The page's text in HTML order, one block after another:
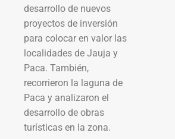
desarrollo de nuevos
proyectos de inversión
para colocar en valor las
localidades de Jauja y
Paca. También,
recorrieron la laguna de
Paca y analizaron el
desarrollo de obras
turísticas en la zona.